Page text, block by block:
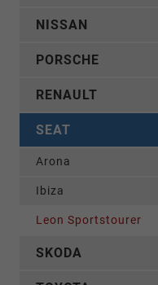
NISSAN
PORSCHE
RENAULT
SEAT
Arona
Ibiza
Leon Sportstourer
SKODA